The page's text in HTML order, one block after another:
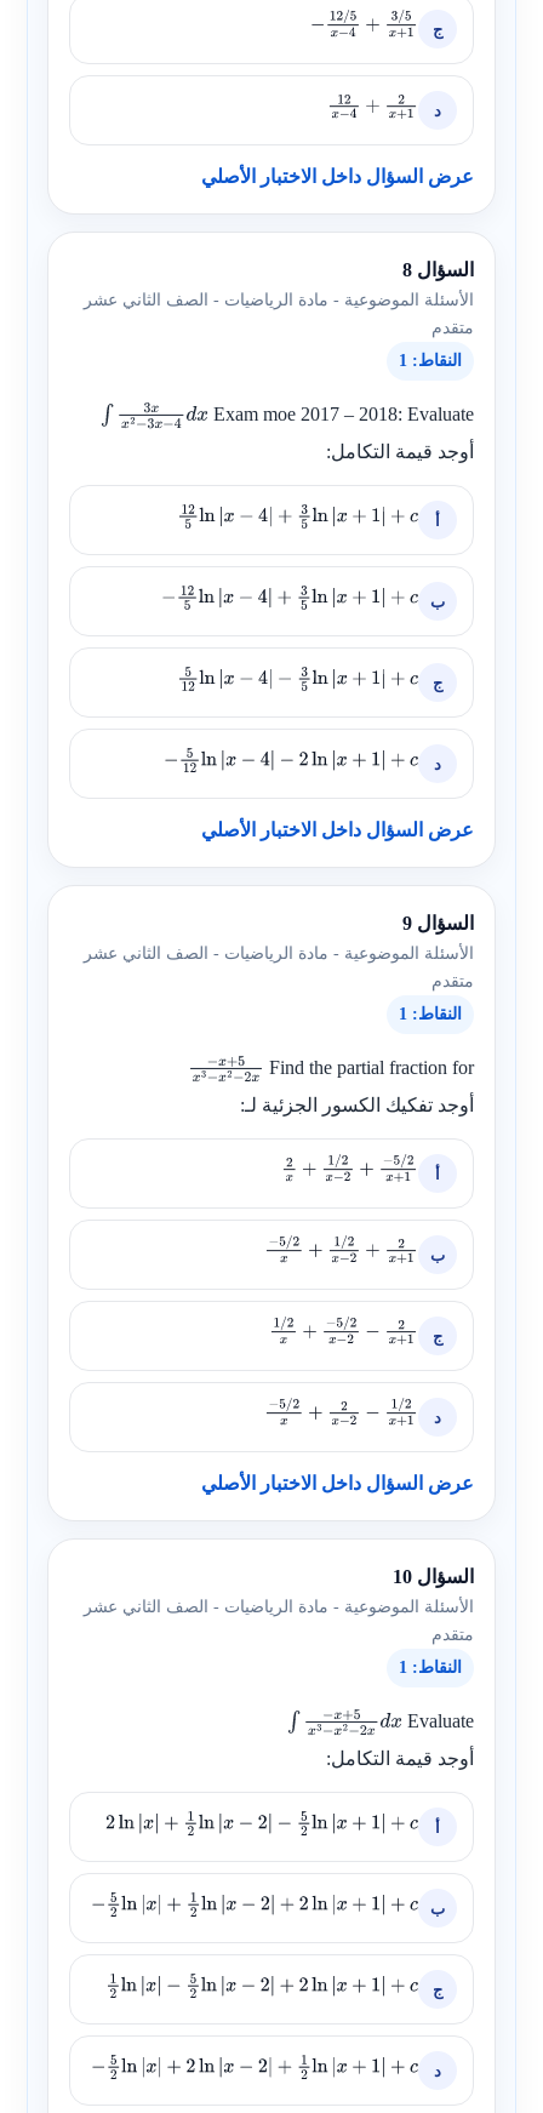
ج − 12/5x −4 +3/5x
د 12x− 4+ 2x+1
عرض السؤال داخل الاختبار الأصلي
السؤال 8
الأسئلة الموضوعية - مادة الرياضيات - الصف الثاني عشر
متقدم
النقاط: 1
Exam moe 2017 – 2018: Evaluate
∫3 xx2−3x−4d
أوجد قيمة التكامل:
أ 125ln x− 4|+3 ln| x+1|+ c
ب −125ln| x−4|+ 35 ln|x +1|+c
ج 512ln x− 4|−3 ln| x+1|+ c
د −512ln| x−4|− 2ln |x+1 |+c
عرض السؤال داخل الاختبار الأصلي
السؤال 9
الأسئلة الموضوعية - مادة الرياضيات - الصف الثاني عشر
متقدم
النقاط: 1
Find the partial fraction for
−x+5x3−
أوجد تفكيك الكسور الجزئية لـ:
أ 2x +1/ 2x−2+
ب −5/2x +1 2x−2 +2 x+1
ج 1/2x +− 5/2x− 2−2x+1
د −5/2x +2 x−2− 1/2 x+1
عرض السؤال داخل الاختبار الأصلي
السؤال 10
الأسئلة الموضوعية - مادة الرياضيات - الصف الثاني عشر
متقدم
النقاط: 1
Evaluate
∫−x+5x3−x2−
xأوجد قيمة التكامل:
أ 2 ln|x |+ 2ln |x−2| −5 2ln |x 1|+c
ب −52ln|x |+ 2ln |x−2| +2 ln|x+ 1|+c
ج 12ln x|− 52ln|x−2 |+2ln x+ 1|+c
د −52ln|x |+ ln| x−2|+ 12 ln| x+ 1|+ c